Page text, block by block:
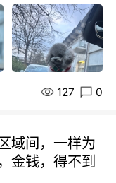
127 0
域间，一样为
金钱，得不到